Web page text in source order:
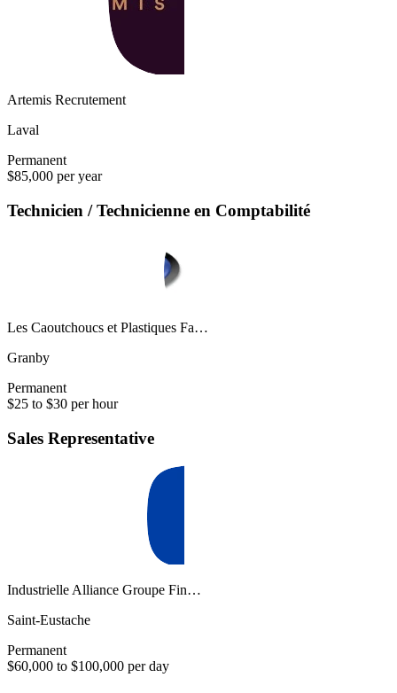
Artemis Recrutement
Laval
Permanent
$85,000 per year
Technicien / Technicienne en Comptabilité
Les Caoutchoucs et Plastiques Fa…
Granby
Permanent
$25 to $30 per hour
Sales Representative
Industrielle Alliance Groupe Fin…
Saint-Eustache
Permanent
$60,000 to $100,000 per day